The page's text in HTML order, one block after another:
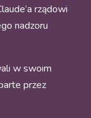
rządowi
nadzoru
w swoim
przez